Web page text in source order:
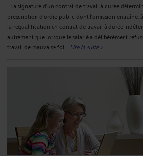
La signature d'un contrat de travail à durée
prescription d'ordre public dont l'omission entraîne,
la requalification en contrat de travail à durée
autrement que lorsque le salarié a délibérément
travail de mauvaise foi ... Lire la suite >